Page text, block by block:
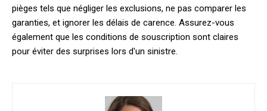
pièges tels que négliger les exclusions, ne pas comparer les
garanties, et ignorer les délais de carence. Assurez-vous
également que les conditions de souscription sont claires
pour éviter des surprises lors d'un sinistre.